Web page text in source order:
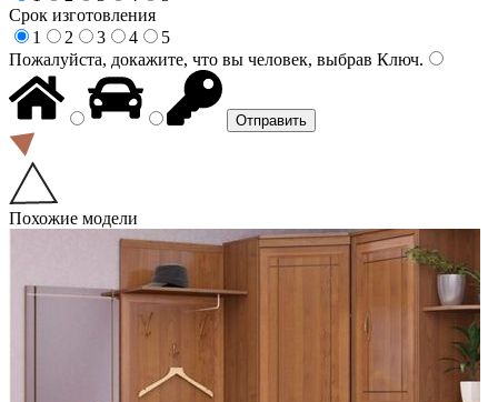
Срок изготовления
1
2 3 4
5
Пожалуйста, докажите, что вы человек, выбрав Ключ.
Похожие модели